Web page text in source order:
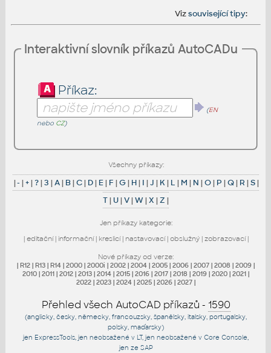
Vizsouvisející tipy:
Interaktivní slovník příkazů AutoCADu
Příkaz:
(EN
nebo CZ)
Všechny příkazy:
|- |+|?|3 |A| B|C| D| E| F |G| H| I |J | K| L | M | N |O| P |Q| R |S|
T| U|V|W|X |Z |
Jen příkazy kategorie:
| editační| informační| kreslicí| nastavovací| obslužný| zobrazovací|
Nové příkazy od verze:
| R12 | R13 | R14 | 2000 | 2000i | 2002 | 2004 | 2005 | 2006 | 2007 | 2008 | 2009 |
2010 | 2011 | 2012 | 2013 | 2014 | 2015 | 2016 | 2017 | 2018 | 2019 | 2020 | 2021 |
2022 | 2023 | 2024 | 2025 | 2026 | 2027 |
Přehled všech AutoCAD příkazů - 1590
(anglicky, česky, německy, francouzsky, španělsky, italsky, portugalsky,
polsky, maďarsky)
jen ExpressTools , jen neobsažené v LT, jen neobsažené v Core Console
jen ze SAP